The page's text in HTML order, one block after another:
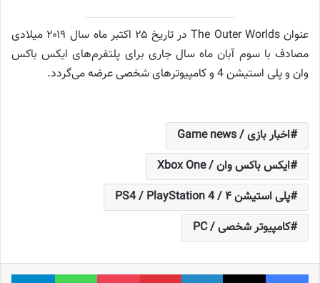
عنوان The Outer Worlds در تاریخ ۲۵ اکتبر ماه سال ۲۰۱۹ میلادی
مصادف با سوم آبان ماه سال جاری برای پلتفرم‌های ایکس باکس
وان و پلی استیشن 4 و کامپیوتر‌های شخصی عرضه می‌گردد.
اخبار بازی / Game news
ایکس باکس وان / Xbox One
پلی استیشن ۴ / PS4 / PlayStation 4
کامپیوتر شخصی / PC
فیس بوک X لینکدین ‫پین‌ترست پاکت واتس آپ